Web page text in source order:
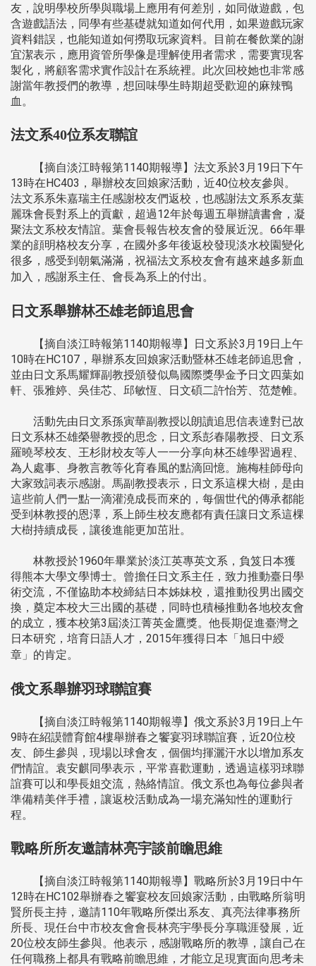
友，說明學校所學與職場上應用有何差別，如同做遊戲，包
含遊戲語法，同學有些基礎就知道如何代用，如果遊戲玩家
資料錯誤，也能知道如何撈取玩家資料。目前在餐飲業的謝
宜潔表示，應用資管所學像是理解使用者需求，需要實現客
製化，將顧客需求實作設計在系統裡。此次回校她也非常感
謝當年教授們的教導，想回味學生時期超受歡迎的麻辣鴨
血。
法文系40位系友聯誼
【摘自淡江時報第1140期報導】法文系於3月19日下午
13時在HC403，舉辦校友回娘家活動，近40位校友參與。
法文系系朱嘉瑞主任感謝校友們返校，也感謝法文系系友葉
麗珠會長對系上的貢獻，超過12年於每週五舉辦讀書會，凝
聚法文系校友情誼。葉會長報告校友會的發展近況。66年畢
業的顔明格校友分享，在國外多年後返校發現淡水校園變化
很多，感受到朝氣滿滿，祝福法文系校友會有越來越多新血
加入，感謝系主任、會長為系上的付出。
日文系舉辦林丕雄老師追思會
【摘自淡江時報第1140期報導】日文系於3月19日上午
10時在HC107，舉辦系友回娘家活動暨林丕雄老師追思會，
並由日文系馬耀輝副教授頒發似鳥國際獎學金予日文四葉如
軒、張雅婷、吳佳芯、邱敏恆、日文碩二許怡芳、范楚帷。
活動先由日文系孫寅華副教授以朗讀追思信表達對已故
日文系林丕雄榮譽教授的思念，日文系彭春陽教授、日文系
羅曉琴校友、王杉財校友等人一一分享向林丕雄學習過程、
為人處事、身教言教等化育春風的點滴回憶。施梅桂師母向
大家致詞表示感謝。馬副教授表示，日文系這棵大樹，是由
這些前人們一點一滴灌澆成長而來的，每個世代的傳承都能
受到林教授的恩澤，系上師生校友應都有責任讓日文系這棵
大樹持續成長，讓後進能更加茁壯。
林教授於1960年畢業於淡江英專英文系，負笈日本獲
得熊本大學文學博士。曾擔任日文系主任，致力推動臺日學
術交流，不僅協助本校締結日本姊妹校，還推動役男出國交
換，奠定本校大三出國的基礎，同時也積極推動各地校友會
的成立，獲本校第3屆淡江菁英金鷹獎。他長期促進臺灣之
日本研究，培育日語人才，2015年獲得日本「旭日中綬
章」的肯定。
俄文系舉辦羽球聯誼賽
【摘自淡江時報第1140期報導】俄文系於3月19日上午
9時在紹謨體育館4樓舉辦春之饗宴羽球聯誼賽，近20位校
友、師生參與，現場以球會友，個個均揮灑汗水以增加系友
們情誼。袁安麒同學表示，平常喜歡運動，透過這樣羽球聯
誼賽可以和學長姐交流，熱絡情誼。俄文系也為每位參與者
準備精美伴手禮，讓返校活動成為一場充滿知性的運動行
程。
戰略所所友邀請林亮宇談前瞻思維
【摘自淡江時報第1140期報導】戰略所於3月19日中午
12時在HC102舉辦春之饗宴校友回娘家活動，由戰略所翁明
賢所長主持，邀請110年戰略所傑出系友、真亮法律事務所
所長、現任台中市校友會會長林亮宇學長分享職涯發展，近
20位校友師生參與。他表示，感謝戰略所的教導，讓自己在
任何職務上都具有戰略前瞻思維，才能立足現實面向思考未